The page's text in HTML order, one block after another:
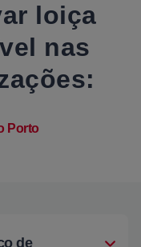
loiça
nas
Porto
de